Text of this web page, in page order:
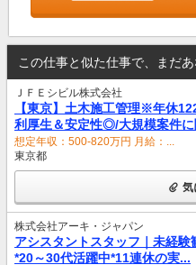
この仕事と似た仕事で、まだ
ＪＦＥシビル株式会社
【東京】土木施工管理※年休
利厚生＆安定性◎/大規模案件に
想定年収：500-820万円 月給：...
東京都
気
株式会社アーキ・ジャパン
アシスタントスタッフ｜未経験
*20～30代活躍中*11連休の実...